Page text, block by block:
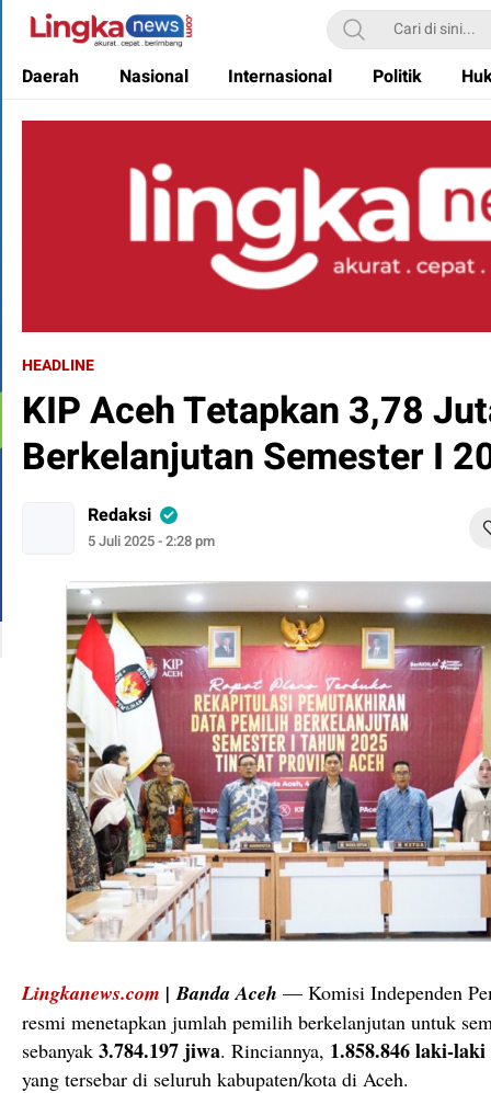
Lingkanews
Akurat. Cepat & Berimbang
Daerah Nasional Internasional Politik
HEADLINE
KIP Aceh Tetapkan 3,78
Berkelanjutan Semester I
Redaksi
5 Juli 2025 - 2:28 pm
Lingkanews.com |Banda Aceh — Komisi Independen
resmi menetapkan jumlah pemilih berkelanjutan untuk
sebanyak 3.784.197 jiwa. Rinciannya, 1.858.846 laki-laki
yang tersebar di seluruh kabupaten/kota di Aceh.